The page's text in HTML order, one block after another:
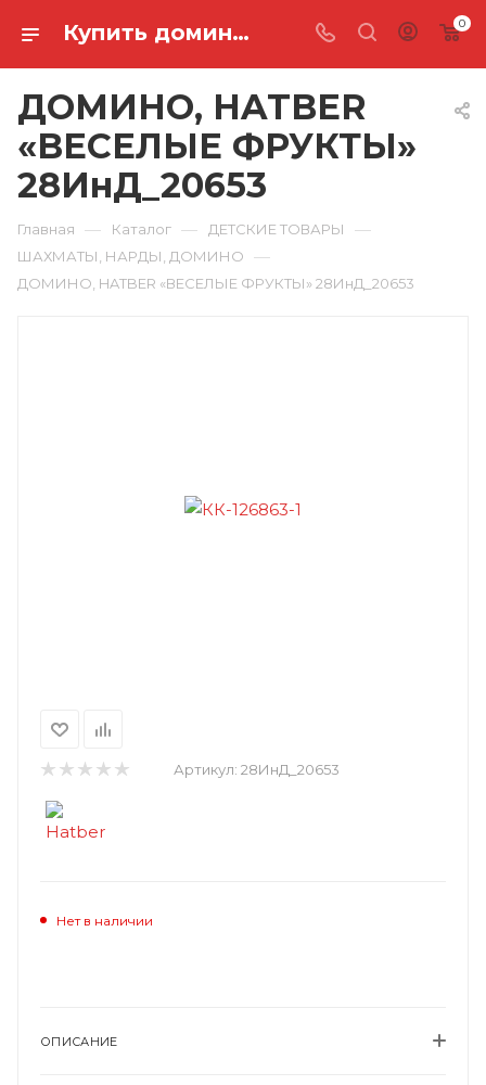
Купить домино, hatber «веселые фрукты» 28ИнД_20653 в Ростове-на-Дону 0
ДОМИНО, HATBER
«ВЕСЕЛЫЕ ФРУКТЫ»
28ИнД_20653
Главная — Каталог — ДЕТСКИЕ ТОВАРЫ —
ШАХМАТЫ, НАРДЫ, ДОМИНО —
ДОМИНО, HATBER «ВЕСЕЛЫЕ ФРУКТЫ» 28ИнД_20653
Артикул: 28ИнД_20653
Нет в наличии
ОПИСАНИЕ